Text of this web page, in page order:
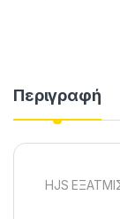
Περιγραφή
HJS